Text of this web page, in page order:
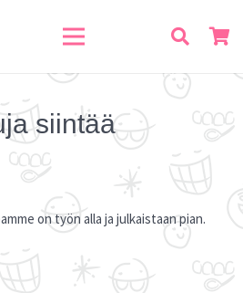
siintää
on työn alla ja julkaistaan pian.